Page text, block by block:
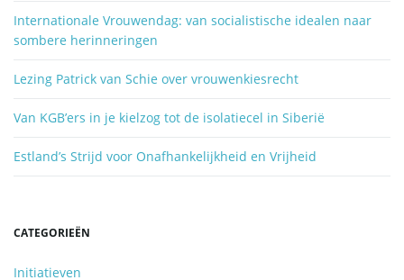
n
.
.
Internationale Vrouwendag: van socialistische idealen naar
sombere herinneringen
Lezing Patrick van Schie over vrouwenkiesrecht
Van KGB’ers in je kielzog tot de isolatiecel in Siberië
Estland’s Strijd voor Onafhankelijkheid en Vrijheid
CATEGORIEËN
Initiatieven